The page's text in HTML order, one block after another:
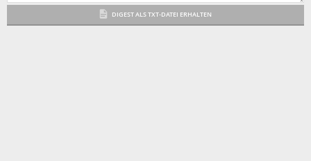
DIGEST ALS TXT-DATEI ERHALTEN